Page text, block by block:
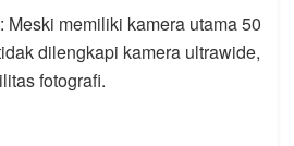
: Meski memiliki kamera utama 50
dilengkapi kamera ultrawide,
fotografi.